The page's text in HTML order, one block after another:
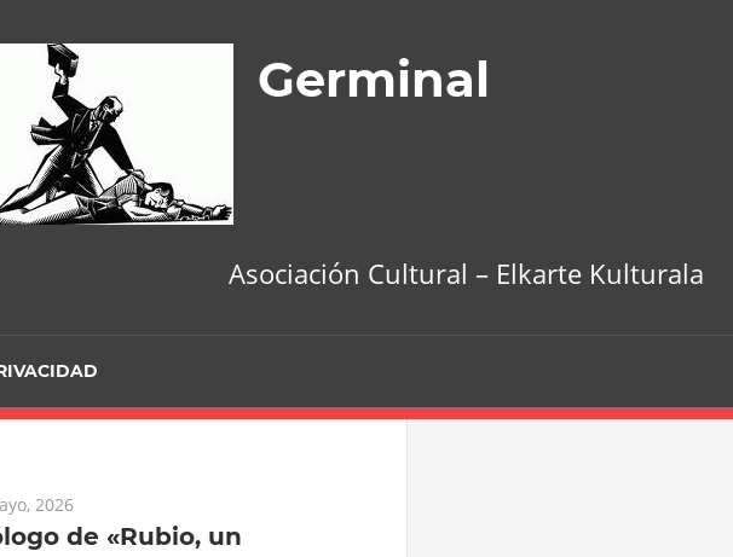
Germinal
Asociación Cultural – Elkarte Kulturala
2026
de «Rubio, un